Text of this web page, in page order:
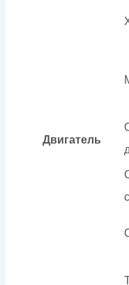
Двигатель